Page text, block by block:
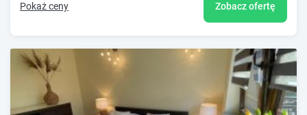
Pokaż ceny Zobacz ofertę